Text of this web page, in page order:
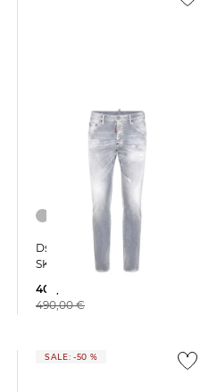
Dsquared2 | Herren Jeans
SKATER Slim Fit
402,25 €
490,00 €
SALE: -50 %